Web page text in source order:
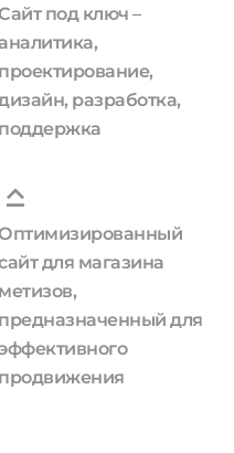
под ключ –
проектирование,
разработка,
поддержка
для магазина
метизов,
предназначенный для
продвижения